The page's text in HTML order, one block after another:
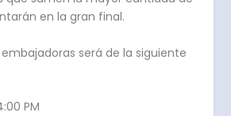
en la gran final.
será de la siguiente
PM